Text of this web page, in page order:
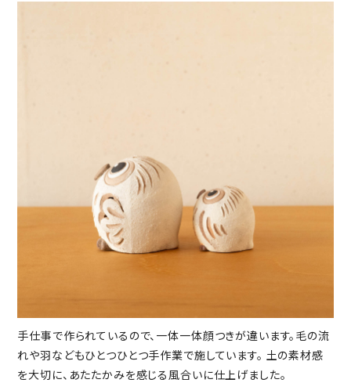
手仕事で作られているので、一体一体顔つきが違います。毛の流
れや羽などもひとつひとつ手作業で施しています。 土の素材感
を大切に、あたたかみを感じる風合いに仕上げました。